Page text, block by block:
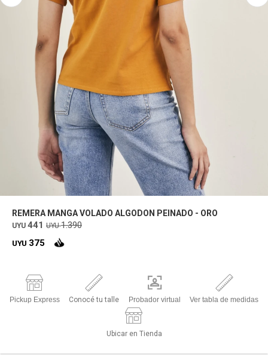
REMERA MANGA VOLADO ALGODON PEINADO - ORO
UYU 441 UYU 1.390
UYU 375
Pickup Express Conocé tu talle Probador virtual Ver tabla de medidas
Ubicar en Tienda